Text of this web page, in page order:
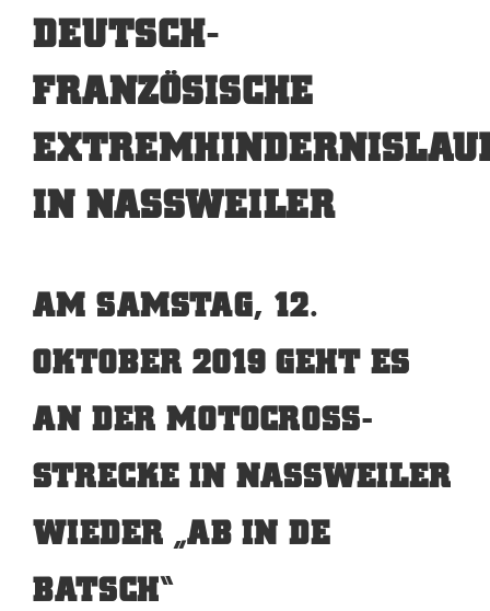
DEUTSCH-
FRANZÖSISCHE
IN NASSWEILER
AM SAMSTAG, 12.
OKTOBER 2019 GEHT ES
AN DER MOTOCROSS-
STRECKE IN NASSWEILER W
IEDER „AB IN DE B
ATSCH“